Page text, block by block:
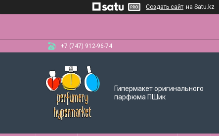
Создать сайт на Satu.kz
+7 (747) 912-96-74
Гипермакет оригинального
парфюма ПШик